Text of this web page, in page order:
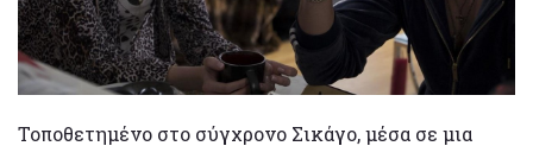
Τοποθετημένο στο σύγχρονο Σικάγο, μέσα σε μια